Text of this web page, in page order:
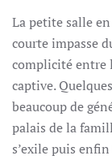
La petite salle
courte impasse
complicité entre
captive.
beaucoup de
palais de la
s’exile puis